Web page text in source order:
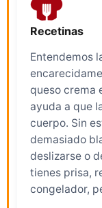
Recetinas
Entendemos
queso crema
ayuda a que
cuerpo. Sin
demasiado
deslizarse o
tienes prisa,
congelador,